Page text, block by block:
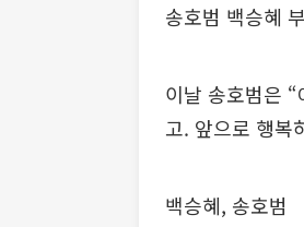
송호범 백승혜
이날 송호범은
고. 앞으로 행복
백승혜, 송호범